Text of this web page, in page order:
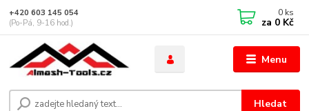
Menu
Hledat
+420 603 145 054
(Po-Pá, 9-16 hod.)
0 ks
za 0 Kč